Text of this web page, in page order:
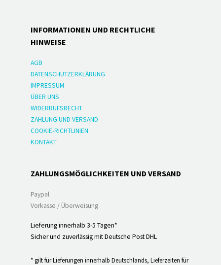
INFORMATIONEN UND RECHTLICHE
HINWEISE
AGB
DATENSCHUTZERKLÄRUNG
IMPRESSUM
ÜBER UNS
WIDERRUFSRECHT
ZAHLUNG UND VERSAND
COOKIE-RICHTLINIEN
KONTAKT
ZAHLUNGSMÖGLICHKEITEN UND VERSAND
Paypal
Vorkasse / Überweisung
Lieferung innerhalb 3-5 Tagen*
Sicher und zuverlässig mit Deutsche Post DHL
* gilt für Lieferungen innerhalb Deutschlands, Lieferzeiten für